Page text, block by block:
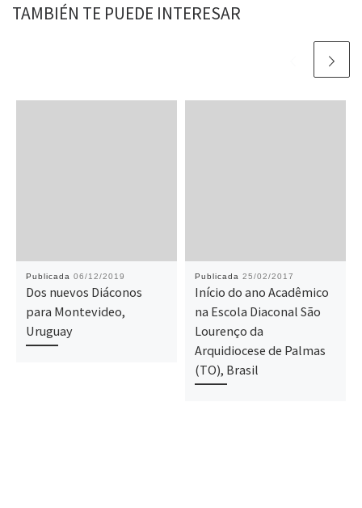
TAMBIÉN TE PUEDE INTERESAR
Publicada 06/12/2019
Dos nuevos Diáconos
para Montevideo,
Uruguay
Publicada 25/02/2017
Início do ano Acadêmico
na Escola Diaconal São
Lourenço da
Arquidiocese de Palmas
(TO), Brasil